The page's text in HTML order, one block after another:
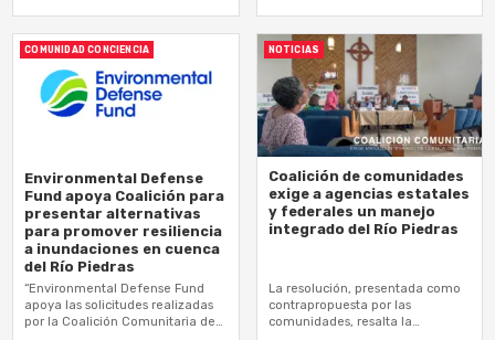
COMUNIDAD CONCIENCIA
Environmental Defense
Fund apoya Coalición para
presentar alternativas
para promover resiliencia
a inundaciones en cuenca
del Río Piedras
“Environmental Defense Fund
apoya las solicitudes realizadas
por la Coalición Comunitaria de
NOTICIAS
Coalición de comunidades
exige a agencias estatales
y federales un manejo
integrado del Río Piedras
La resolución, presentada como
contrapropuesta por las
comunidades, resalta la